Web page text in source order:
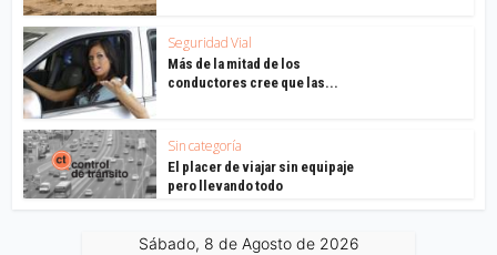
Seguridad Vial
Más de la mitad de los
conductores cree que las...
Sin categoría
El placer de viajar sin equipaje
pero llevando todo
Sábado, 8 de Agosto de 2026